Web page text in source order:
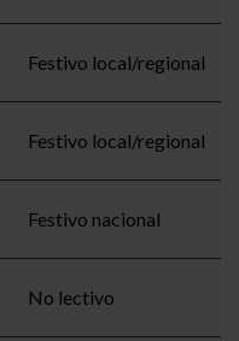
Festivo local/regional
Festivo local/regional
Festivo nacional
No lectivo